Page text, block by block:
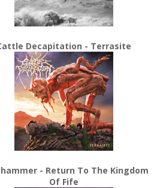
Decapitation - Terrasite
- Return To The Kingdom
Of Fife